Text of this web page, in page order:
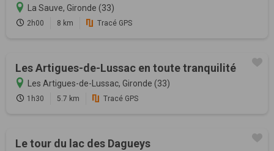
La Sauve, Gironde (33)
2h00 8 km Tracé GPS
Les Artigues-de-Lussac en toute tranquilité
Les Artigues-de-Lussac, Gironde (33)
1h30 5.7 km Tracé GPS
Le tour du lac des Dagueys